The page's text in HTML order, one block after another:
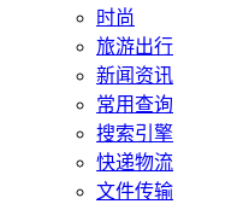
时尚
旅游出行
新闻资讯
常用查询
搜索引擎
快递物流
文件传输